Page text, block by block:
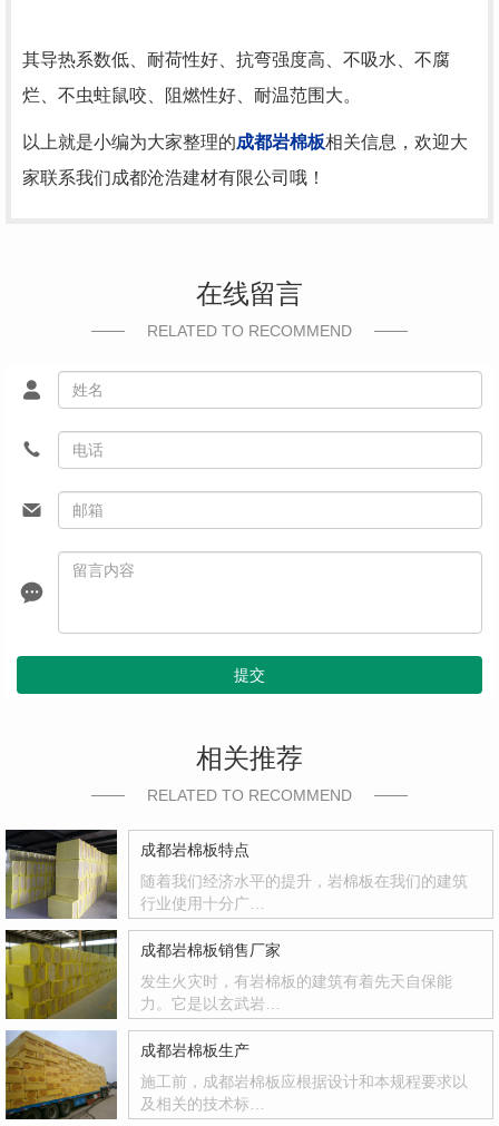
其导热系数低、耐荷性好、抗弯强度高、不吸水、不腐
烂、不虫蛀鼠咬、阻燃性好、耐温范围大。
以上就是小编为大家整理的成都岩棉板相关信息，欢迎大
家联系我们成都沧浩建材有限公司哦！
在线留言
RELATED TO RECOMMEND
提交
相关推荐
RELATED TO RECOMMEND
成都岩棉板特点
随着我们经济水平的提升，岩棉板在我们的建筑
行业使用十分广…
成都岩棉板销售厂家
发生火灾时，有岩棉板的建筑有着先天自保能
力。它是以玄武岩…
成都岩棉板生产
施工前，成都岩棉板应根据设计和本规程要求以
及相关的技术标…